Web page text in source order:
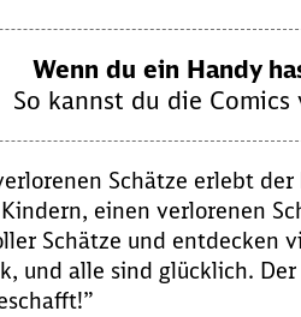
Wenn du ein Handy
So kannst du die Comics
Schätze erlebt
einen verlorenen
Schätze und entdecken
und alle sind glücklich.